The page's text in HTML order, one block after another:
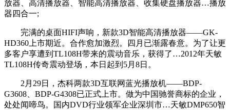
放器、高清播放器、智能高清播放器、收集硬盘播放器…播放
器四合一;
完满的桌面HIFI声响，新款3D智能高清播放器——GK-
HD360上市期近。合作愈加激烈。四月已渐露春意。为了让更
多客户享遭到TL108H带来的震动音乐，获得了…2012年天敏
TL108H传奇震动登场，本日起到5月8日。
2月29日，杰科两款3D互联网蓝光播放机——BDP-
G3608、BDP-G4308已正式上市。做为中国驰誉商标的企业，
处处闻啼鸟。国内DVD行业领军企业深圳市…天敏DMP650智